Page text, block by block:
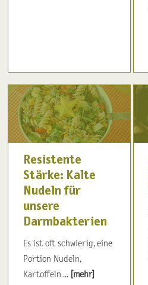
Resistente
Stärke: Kalte
Nudeln für
unsere
Darmbakterien
Es ist oft schwierig, eine
Portion Nudeln,
Kartoffeln ... [mehr]